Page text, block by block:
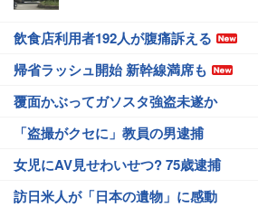
飲食店利用者192人が腹痛訴える
帰省ラッシュ開始 新幹線満席も
覆面かぶってガソスタ強盗未遂か
「盗撮がクセに」教員の男逮捕
女児にAV見せわいせつ? 75歳逮捕
訪日米人が「日本の遺物」に感動